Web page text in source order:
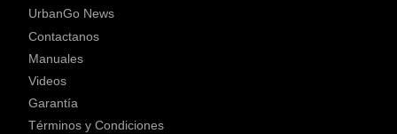
UrbanGo News
Contactanos
Manuales
Videos
Garantía
Términos y Condiciones